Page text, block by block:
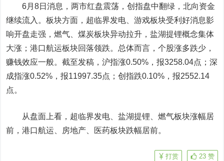
6月8日消息，两市红盘震荡，创指盘中翻绿，北向资金
继续流入。板块方面，超临界发电、游戏板块受利好消息影
响开盘走强，燃气、煤炭板块异动拉升，盐湖提锂概念集体
大涨；港口航运板块回落领跌。总体而言，个股涨多跌少，
赚钱效应一般。截至发稿，沪指涨0.50%，报3258.04点；深
成指涨0.52%，报11997.35点；创指跌0.10%，报2552.14
点。
从盘面上看，超临界发电、盐湖提锂、燃气板块涨幅居
前，港口航运、房地产、医药板块跌幅居前。
23 赞
打赏